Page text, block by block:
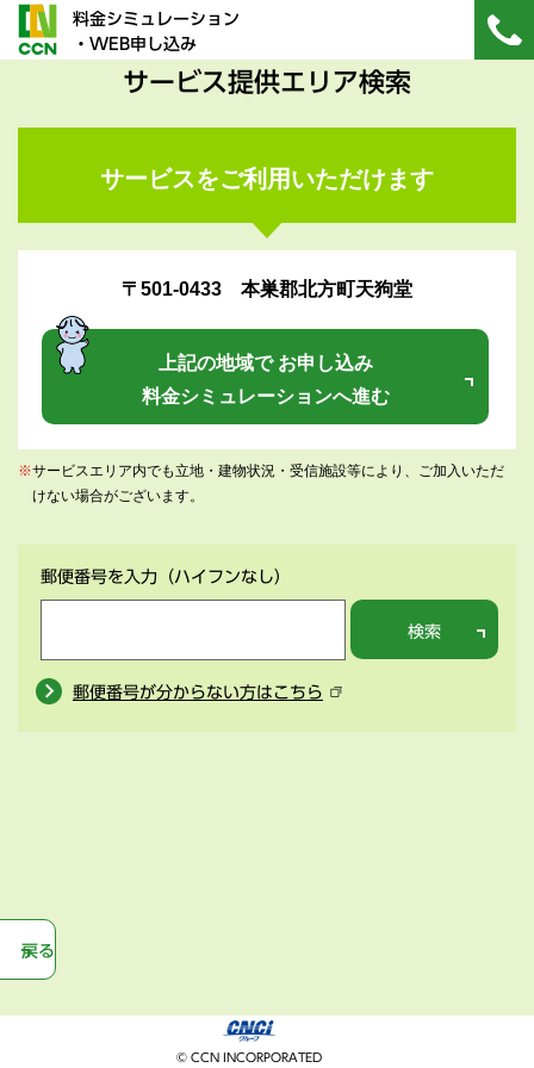
料金シミュレーション
・WEB申し込み
サービス提供エリア検索
サービスをご利用いただけます
〒501-0433 本巣郡北方町天狗堂
上記の地域で お申し込み
料金シミュレーションへ進む
※サービスエリア内でも立地・建物状況・受信施設等により、ご加入いただ
けない場合がございます。
郵便番号を入力 （ハイフンなし）
検索
郵便番号が分からない方はこちら
戻る
© CCN INCORPORATED